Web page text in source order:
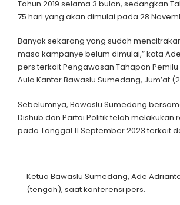
Tahun 2019 selama 3 bulan, sedangkan
75 hari yang akan dimulai pada 28
Banyak sekarang yang sudah
masa kampanye belum dimulai,” kata
pers terkait Pengawasan Tahapan Pemilu
Aula Kantor Bawaslu Sumedang, Jum’at
Sebelumnya, Bawaslu Sumedang
Dishub dan Partai Politik telah melakukan
pada Tanggal 11 September 2023 terkait
Ketua Bawaslu Sumedang, Ade
(tengah), saat konferensi pers.